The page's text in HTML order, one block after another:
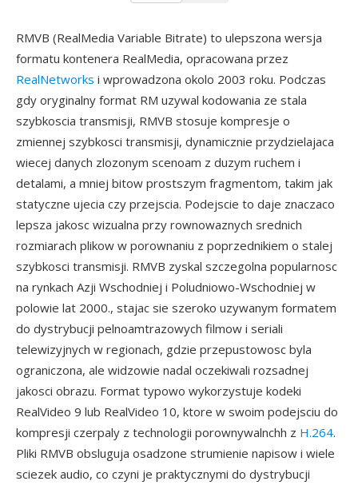
RMVB (RealMedia Variable Bitrate) to ulepszona wersja
formatu kontenera RealMedia, opracowana przez
RealNetworks i wprowadzona okolo 2003 roku. Podczas
gdy oryginalny format RM uzywal kodowania ze stala
szybkoscia transmisji, RMVB stosuje kompresje o
zmiennej szybkosci transmisji, dynamicznie przydzielajaca
wiecej danych zlozonym scenoam z duzym ruchem i
detalami, a mniej bitow prostszym fragmentom, takim jak
statyczne ujecia czy przejscia. Podejscie to daje znaczaco
lepsza jakosc wizualna przy rownowaznych srednich
rozmiarach plikow w porownaniu z poprzednikiem o stalej
szybkosci transmisji. RMVB zyskal szczegolna popularnosc
na rynkach Azji Wschodniej i Poludniowo-Wschodniej w
polowie lat 2000., stajac sie szeroko uzywanym formatem
do dystrybucji pelnoamtrazowych filmow i seriali
telewizyjnych w regionach, gdzie przepustowosc byla
ograniczona, ale widzowie nadal oczekiwali rozsadnej
jakosci obrazu. Format typowo wykorzystuje kodeki
RealVideo 9 lub RealVideo 10, ktore w swoim podejsciu do
kompresji czerpaly z technologii porownywalnchh z H.264.
Pliki RMVB obsluguja osadzone strumienie napisow i wiele
sciezek audio, co czyni je praktycznymi do dystrybucji